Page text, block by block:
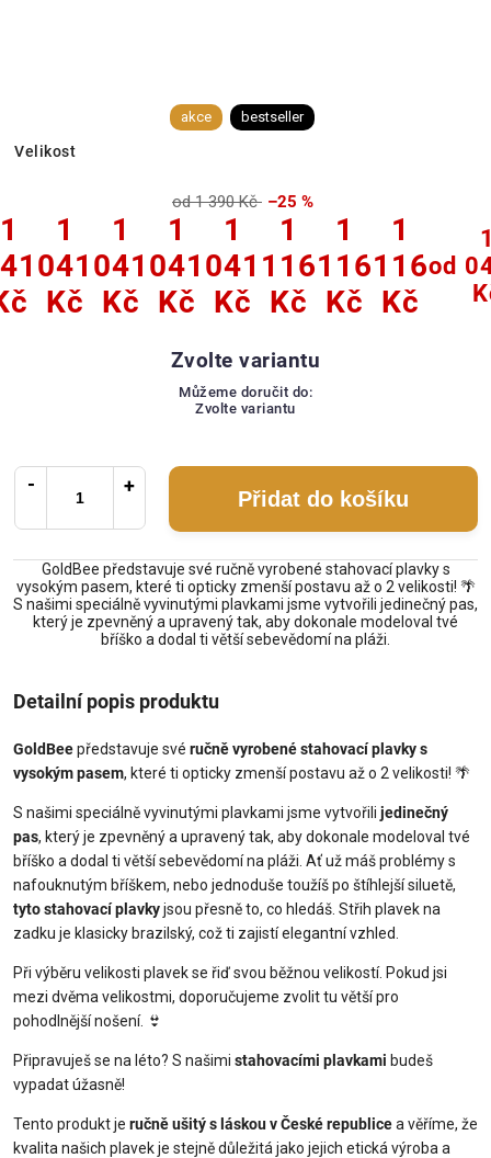
akce bestseller
Velikost
od 1 390 Kč –25 %
1
1
041
Kč
1
041
Kč
1
041
Kč
1
041
Kč
1
116
Kč
1
116
Kč
1
116
Kč
od
Zvolte variantu
Můžeme doručit do:
Zvolte variantu
Přidat do košíku
GoldBee představuje své ručně vyrobené stahovací plavky s
vysokým pasem, které ti opticky zmenší postavu až o 2 velikosti! 🌴
S našimi speciálně vyvinutými plavkami jsme vytvořili jedinečný pas,
který je zpevněný a upravený tak, aby dokonale modeloval tvé
bříško a dodal ti větší sebevědomí na pláži.
Detailní popis produktu
GoldBeepředstavuje své ručně vyrobené stahovací plavky s
vysokým pasem, které ti opticky zmenší postavu až o 2 velikosti! 🌴
S našimi speciálně vyvinutými plavkami jsme vytvořili jedinečný
pas, který je zpevněný a upravený tak, aby dokonale modeloval tvé
bříško a dodal ti větší sebevědomí na pláži. Ať už máš problémy s
nafouknutým bříškem, nebo jednoduše toužíš po štíhlejší siluetě,
tyto stahovací plavkyjsou přesně to, co hledáš. Střih plavek na
zadku je klasicky brazilský, což ti zajistí elegantní vzhled.
Při výběru velikosti plavek se řiď svou běžnou velikostí. Pokud jsi
mezi dvěma velikostmi, doporučujeme zvolit tu větší pro
pohodlnější nošení. 👙
Připravuješ se na léto? S našimi stahovacími plavkami budeš
vypadat úžasně!
Tento produkt je ručně ušitý s láskou v České republicea věříme, že
kvalita našich plavek je stejně důležitá jako jejich etická výroba a